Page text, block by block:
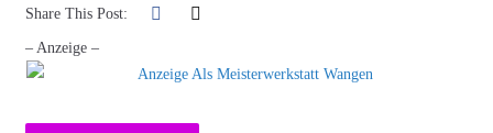
Share This Post:
– Anzeige –